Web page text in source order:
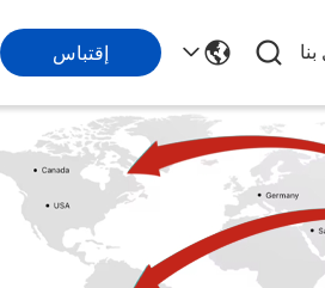
إقتباس